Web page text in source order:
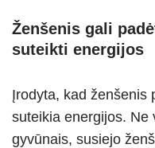
Ženšenis gali
suteikti energijos
Įrodyta, kad ženšenis
suteikia energijos. Ne
gyvūnais, susiejo